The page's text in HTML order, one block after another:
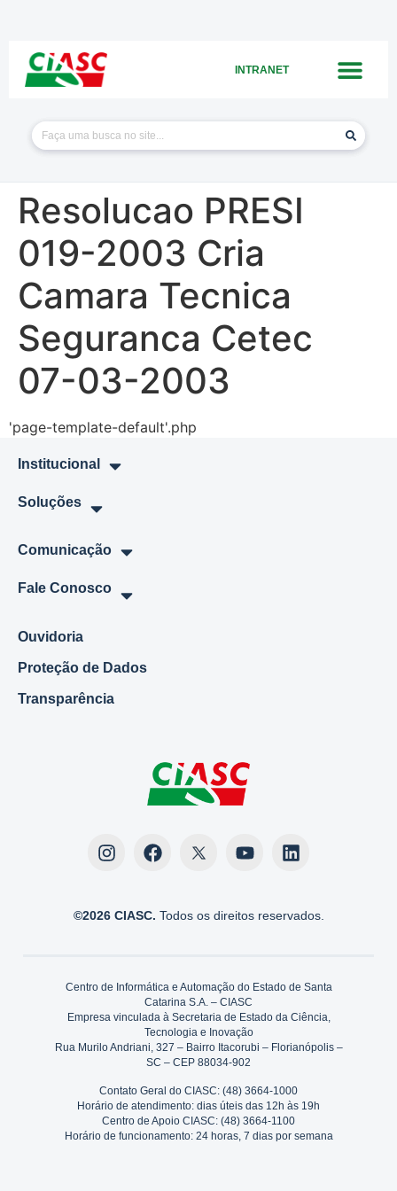
INTRANET
Resolucao PRESI
019-2003 Cria
Camara Tecnica
Seguranca Cetec
07-03-2003
'page-template-default'.php
Institucional
Soluções
Comunicação
Fale Conosco
Ouvidoria
Proteção de Dados
Transparência
©2026 CIASC. Todos os direitos reservados.
Centro de Informática e Automação do Estado de Santa
Catarina S.A. – CIASC
Empresa vinculada à Secretaria de Estado da Ciência,
Tecnologia e Inovação
Rua Murilo Andriani, 327 – Bairro Itacorubi – Florianópolis –
SC – CEP 88034-902
Contato Geral do CIASC: (48) 3664-1000
Horário de atendimento: dias úteis das 12h às 19h
Centro de Apoio CIASC: (48) 3664-1100
Horário de funcionamento: 24 horas, 7 dias por semana